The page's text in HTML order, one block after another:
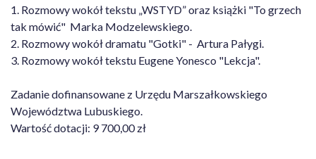
1. Rozmowy wokół tekstu „WSTYD” oraz książki "To grzech
tak mówić" Marka Modzelewskiego.
2. Rozmowy wokół dramatu "Gotki" - Artura Pałygi.
3. Rozmowy wokół tekstu Eugene Yonesco "Lekcja".
Zadanie dofinansowane z Urzędu Marszałkowskiego
Województwa Lubuskiego.
Wartość dotacji: 9 700,00 zł